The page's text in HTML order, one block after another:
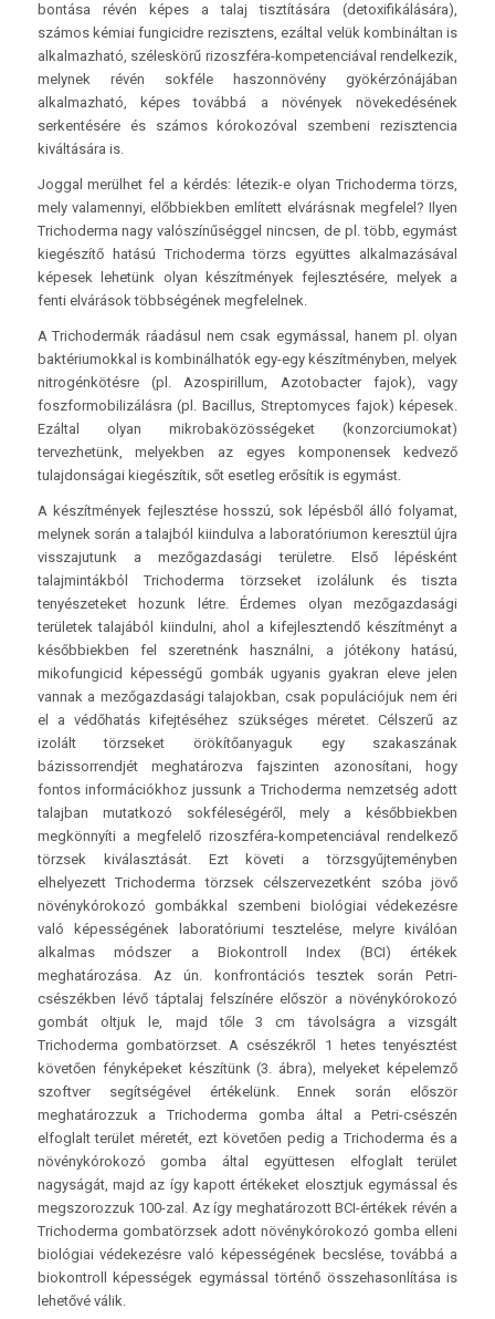
bontása révén képes a talaj tisztítására (detoxifikálására),
számos kémiai fungicidre rezisztens, ezáltal velük kombináltan is
alkalmazható, széleskörű rizoszféra-kompetenciával rendelkezik,
melynek révén sokféle haszonnövény gyökérzónájában
alkalmazható, képes továbbá a növények növekedésének
serkentésére és számos kórokozóval szembeni rezisztencia
kiváltására is.
Joggal merülhet fel a kérdés: létezik-e olyan Trichoderma törzs,
mely valamennyi, előbbiekben említett elvárásnak megfelel? Ilyen
Trichoderma nagy valószínűséggel nincsen, de pl. több, egymást
kiegészítő hatású Trichoderma törzs együttes alkalmazásával
képesek lehetünk olyan készítmények fejlesztésére, melyek a
fenti elvárások többségének megfelelnek.
A Trichodermák ráadásul nem csak egymással, hanem pl. olyan
baktériumokkal is kombinálhatók egy-egy készítményben, melyek
nitrogénkötésre (pl. Azospirillum, Azotobacter fajok), vagy
foszformobilizálásra (pl. Bacillus, Streptomyces fajok) képesek.
Ezáltal olyan mikrobaközösségeket (konzorciumokat)
tervezhetünk, melyekben az egyes komponensek kedvező
tulajdonságai kiegészítik, sőt esetleg erősítik is egymást.
A készítmények fejlesztése hosszú, sok lépésből álló folyamat,
melynek során a talajból kiindulva a laboratóriumon keresztül újra
visszajutunk a mezőgazdasági területre. Első lépésként
talajmintákból Trichoderma törzseket izolálunk és tiszta
tenyészeteket hozunk létre. Érdemes olyan mezőgazdasági
területek talajából kiindulni, ahol a kifejlesztendő készítményt a
későbbiekben fel szeretnénk használni, a jótékony hatású,
mikofungicid képességű gombák ugyanis gyakran eleve jelen
vannak a mezőgazdasági talajokban, csak populációjuk nem éri
el a védőhatás kifejtéséhez szükséges méretet. Célszerű az
izolált törzseket örökítőanyaguk egy szakaszának
bázissorrendjét meghatározva fajszinten azonosítani, hogy
fontos információkhoz jussunk a Trichoderma nemzetség adott
talajban mutatkozó sokféleségéről, mely a későbbiekben
megkönnyíti a megfelelő rizoszféra-kompetenciával rendelkező
törzsek kiválasztását. Ezt követi a törzsgyűjteményben
elhelyezett Trichoderma törzsek célszervezetként szóba jövő
növénykórokozó gombákkal szembeni biológiai védekezésre
való képességének laboratóriumi tesztelése, melyre kiválóan
alkalmas módszer a Biokontroll Index (BCI) értékek
meghatározása. Az ún. konfrontációs tesztek során Petri-
csészékben lévő táptalaj felszínére először a növénykórokozó
gombát oltjuk le, majd tőle 3 cm távolságra a vizsgált
Trichoderma gombatörzset. A csészékről 1 hetes tenyésztést
követően fényképeket készítünk (3. ábra), melyeket képelemző
szoftver segítségével értékelünk. Ennek során először
meghatározzuk a Trichoderma gomba által a Petri-csészén
elfoglalt terület méretét, ezt követően pedig a Trichoderma és a
növénykórokozó gomba által együttesen elfoglalt terület
nagyságát, majd az így kapott értékeket elosztjuk egymással és
megszorozzuk 100-zal. Az így meghatározott BCI-értékek révén a
Trichoderma gombatörzsek adott növénykórokozó gomba elleni
biológiai védekezésre való képességének becslése, továbbá a
biokontroll képességek egymással történő összehasonlítása is
lehetővé válik.